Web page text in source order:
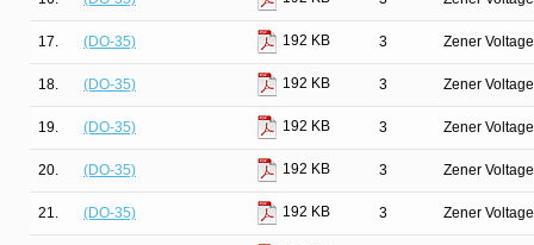
17. (DO-35) 192 KB 3 Zener
18. (DO-35) 192 KB 3 Zener
19. (DO-35) 192 KB 3 Zener
20. (DO-35) 192 KB 3 Zener
21. (DO-35) 192 KB 3 Zener